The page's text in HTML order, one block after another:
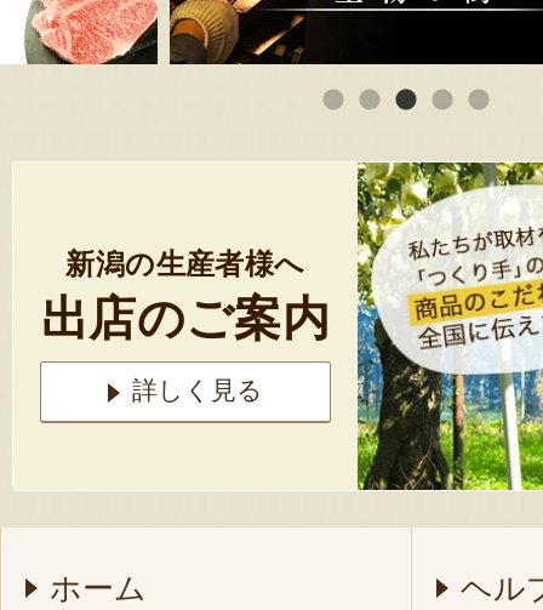
新潟の生産者様へ
出店のご案内
詳しく見る
ホーム ヘル